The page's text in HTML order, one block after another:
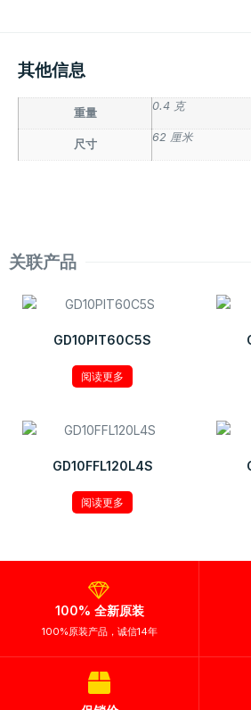
其他信息
重量
0.4 克
尺寸
62 厘米
关联产品
GD10PIT60C5S
阅读更多
GD10FFL120L4S
阅读更多
100% 全新原装
100%原装产品，诚信14年